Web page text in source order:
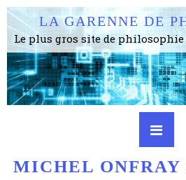
LA GARENNE DE
MICHEL ONFRAY